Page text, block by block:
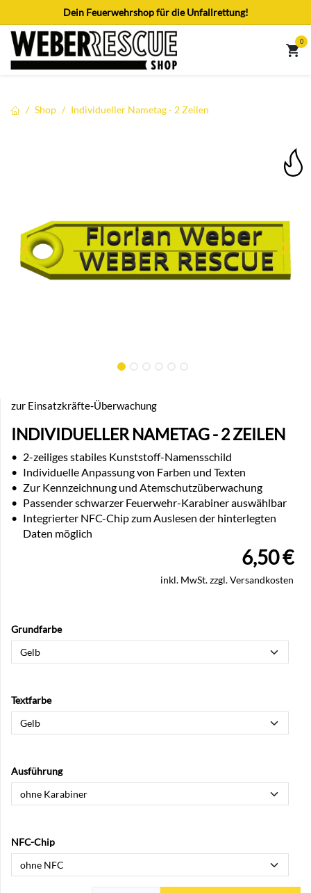
Zum Inhalt springenDein Feuerwehrshop für die Unfallrettung!
0
Shop Individueller Nametag - 2 Zeilen
zur Einsatzkräfte-Überwachung
INDIVIDUELLER NAMETAG - 2 ZEILEN
• 2-zeiliges stabiles Kunststoff-Namensschild
• Individuelle Anpassung von Farben und Texten
• Zur Kennzeichnung und Atemschutzüberwachung
• Passender schwarzer Feuerwehr-Karabiner auswählbar
• Integrierter NFC-Chip zum Auslesen der hinterlegten
Daten möglich
6,50€
inkl. MwSt. zzgl. Versandkosten
Grundfarbe
Textfarbe
Ausführung
NFC-Chip